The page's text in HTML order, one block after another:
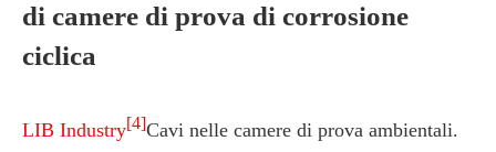
di camere di prova di corrosione
ciclica
LIB Industry[4]Cavi nelle camere di prova ambientali.